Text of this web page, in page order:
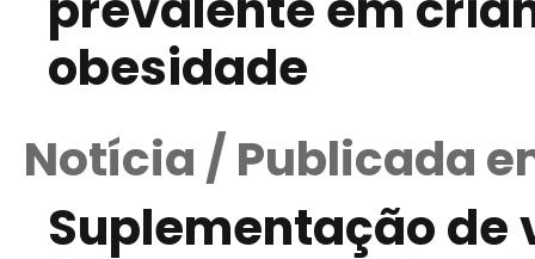
obesidade
Notícia / Publicada
Suplementação de